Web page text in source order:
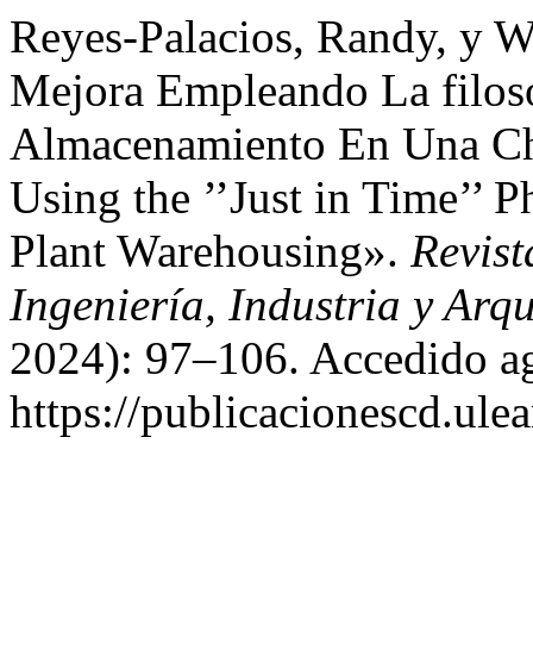
Reyes-Palacios, Randy, y
Mejora Empleando La
Almacenamiento En Una
Using the ’’Just in Time’’
Plant Warehousing».
Ingeniería, Industria y
2024): 97–106. Accedido
https://